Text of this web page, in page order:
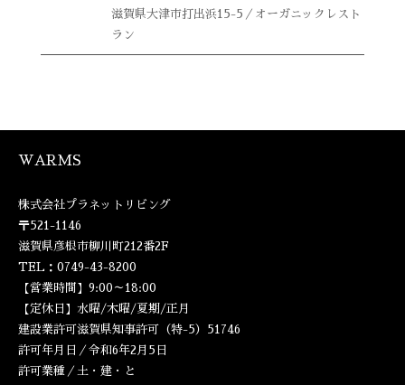
滋賀県大津市打出浜15-5／オーガニックレスト
ラン
WARMS
株式会社プラネットリビング
〒521-1146
滋賀県彦根市柳川町212番2F
TEL：0749-43-8200
【営業時間】9:00～18:00
【定休日】水曜/木曜/夏期/正月
建設業許可滋賀県知事許可（特-5）51746
許可年月日／令和6年2月5日
許可業種／土・建・と